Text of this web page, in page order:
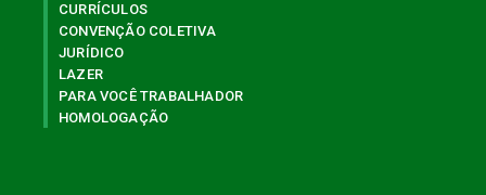
CURRÍCULOS
CONVENÇÃO COLETIVA
JURÍDICO
LAZER
PARA VOCÊ TRABALHADOR
HOMOLOGAÇÃO